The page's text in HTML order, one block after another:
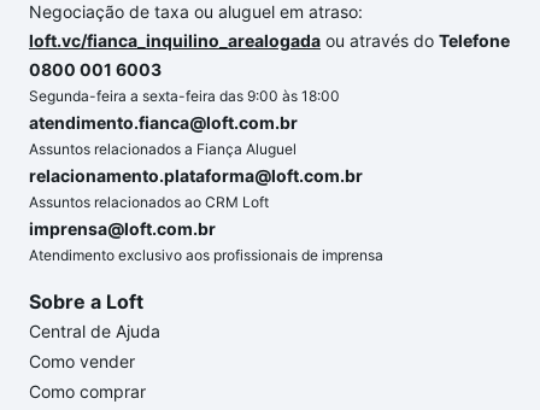
Negociação de taxa ou aluguel em atraso:
loft.vc/fianca_inquilino_arealogada ou através do Telefone
0800 001 6003
Segunda-feira a sexta-feira das 9:00 às 18:00
atendimento.fianca@loft.com.br
Assuntos relacionados a Fiança Aluguel
relacionamento.plataforma@loft.com.br
Assuntos relacionados ao CRM Loft
imprensa@loft.com.br
Atendimento exclusivo aos profissionais de imprensa
Sobre a Loft
Central de Ajuda
Como vender
Como comprar